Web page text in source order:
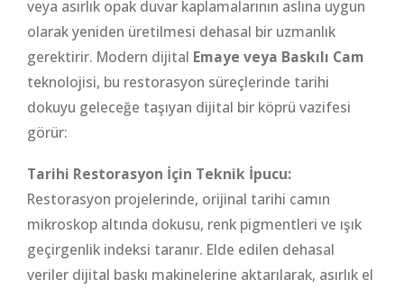
veya asırlık opak duvar kaplamalarının aslına uygun
olarak yeniden üretilmesi dehasal bir uzmanlık
gerektirir. Modern dijital Emaye veya Baskılı Cam
teknolojisi, bu restorasyon süreçlerinde tarihi
dokuyu geleceğe taşıyan dijital bir köprü vazifesi
görür:
Tarihi Restorasyon İçin Teknik İpucu:
Restorasyon projelerinde, orijinal tarihi camın
mikroskop altında dokusu, renk pigmentleri ve ışık
geçirgenlik indeksi taranır. Elde edilen dehasal
veriler dijital baskı makinelerine aktarılarak, asırlık el